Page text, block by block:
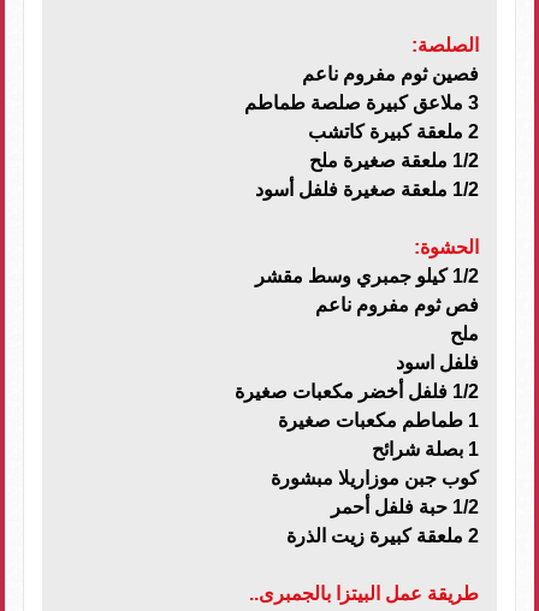
الصلصة:
فصين ثوم مفروم ناعم
3 ملاعق كبيرة صلصة طماطم
2 ملعقة كبيرة كاتشب
1/2 ملعقة صغيرة ملح
1/2 ملعقة صغيرة فلفل أسود
الحشوة:
1/2 كيلو جمبري وسط مقشر
فص ثوم مفروم ناعم
ملح
فلفل اسود
1/2 فلفل أخضر مكعبات صغيرة
1 طماطم مكعبات صغيرة
1 بصلة شرائح
كوب جبن موزاريلا مبشورة
1/2 حبة فلفل أحمر
2 ملعقة كبيرة زيت الذرة
طريقة عمل البيتزا بالجمبرى..